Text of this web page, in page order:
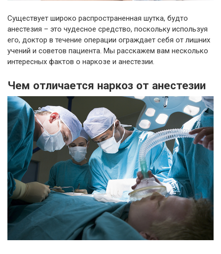
Существует широко распространенная шутка, будто
анестезия – это чудесное средство, поскольку используя
его, доктор в течение операции ограждает себя от лишних
учений и советов пациента. Мы расскажем вам несколько
интересных фактов о наркозе и анестезии.
Чем отличается наркоз от анестезии